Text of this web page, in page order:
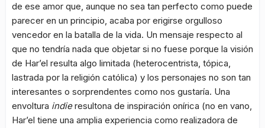
de ese amor que, aunque no sea tan perfecto como puede
parecer en un principio, acaba por erigirse orgulloso
vencedor en la batalla de la vida. Un mensaje respecto al
que no tendría nada que objetar si no fuese porque la visión
de Har’el resulta algo limitada (heterocentrista, tópica,
lastrada por la religión católica) y los personajes no son tan
interesantes o sorprendentes como nos gustaría. Una
envoltura indieresultona de inspiración onírica (no en vano,
Har’el tiene una amplia experiencia como realizadora de